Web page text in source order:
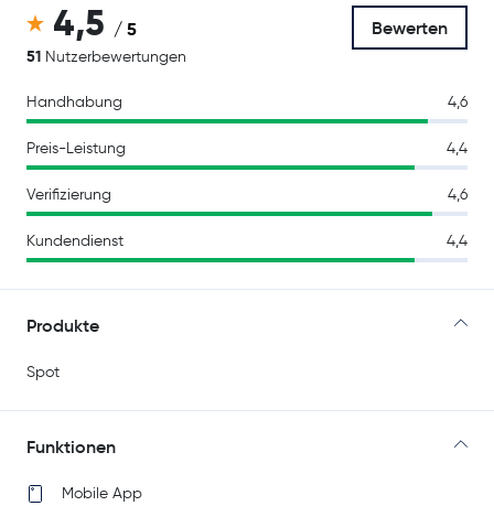
4,5 / 5
51 Nutzerbewertungen
Bewerten
Handhabung 4,6
Preis-Leistung 4,4
Verifizierung 4,6
Kundendienst 4,4
Produkte
Spot
Funktionen
Mobile App